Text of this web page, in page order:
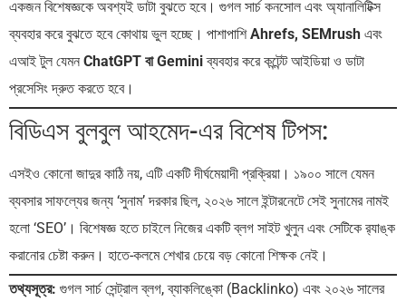
একজন বিশেষজ্ঞকে অবশ্যই ডাটা বুঝতে হবে। গুগল সার্চ কনসোল এবং অ্যানালিটিক্স
ব্যবহার করে বুঝতে হবে কোথায় ভুল হচ্ছে। পাশাপাশিAhrefs, SEMrush এবং
এআই টুল যেমন ChatGPT বা Geminiব্যবহার করে কন্টেন্ট আইডিয়া ও ডাটা
প্রসেসিং দ্রুত করতে হবে।
বিডিএস বুলবুল আহমেদ-এর বিশেষ টিপস:
এসইও কোনো জাদুর কাঠি নয়, এটি একটি দীর্ঘমেয়াদী প্রক্রিয়া। ১৯০০ সালে যেমন
ব্যবসার সাফল্যের জন্য ‘সুনাম’ দরকার ছিল, ২০২৬ সালে ইন্টারনেটে সেই সুনামের নামই
হলো ‘SEO’। বিশেষজ্ঞ হতে চাইলে নিজের একটি ব্লগ সাইট খুলুন এবং সেটিকে র‍্যাঙ্ক
করানোর চেষ্টা করুন। হাতে-কলমে শেখার চেয়ে বড় কোনো শিক্ষক নেই।
তথ্যসূত্র: গুগল সার্চ সেন্ট্রাল ব্লগ, ব্যাকলিঙ্কো (Backlinko) এবং ২০২৬ সালের